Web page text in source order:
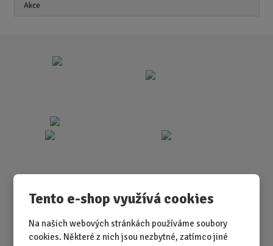
Tento e-shop využívá cookies
Na našich webových stránkách používáme soubory
cookies. Některé z nich jsou nezbytné, zatímco jiné
Akce